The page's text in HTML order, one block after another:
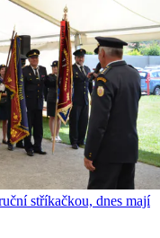
stříkačkou, dnes mají